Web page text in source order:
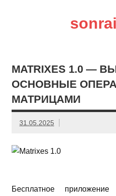
MATRIXES 1.0 —
ОСНОВНЫЕ
МАТРИЦАМИ
31.05.2025
Бесплатное приложение